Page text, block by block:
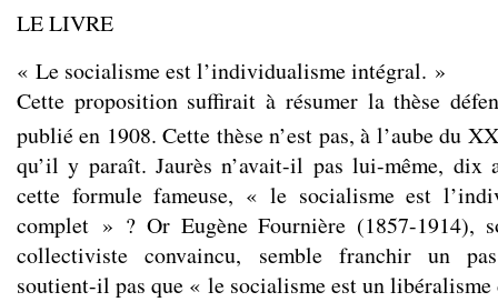
LE LIVRE
« Le socialisme est l’individualisme intégral. »
Cette proposition suffirait à résumer la thèse
publié en 1908. Cette thèse n’est pas, à l’aube du XX
qu’il y paraît. Jaurès n’avait-il pas lui-même, dix
cette formule fameuse, « le socialisme est
complet » ? Or Eugène Fournière (1857-1914),
collectiviste convaincu, semble franchir un
soutient-il pas que « le socialisme est un libéralisme